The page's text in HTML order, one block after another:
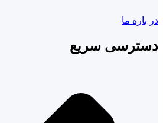
در باره ما
دسترسی سریع